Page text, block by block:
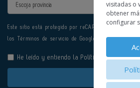
Provincia
Este sitio está protegido por reCAPTCHA y se
los Términos de servicio de Google.
He leído y entiendo la Política de Privacidad
Enviar
visitadas o
obtener
configurar